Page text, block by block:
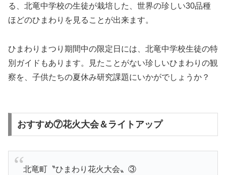
る、北竜中学校の生徒が栽培した、世界の珍しい30品種
ほどのひまわりを見ることが出来ます。
ひまわりまつり期間中の限定日には、北竜中学校生徒の特
別ガイドもあります。見たことがない珍しいひまわりの観
察を、子供たちの夏休み研究課題にいかがでしょうか？
おすすめ⑦花火大会＆ライトアップ
北竜町〝ひまわり花火大会〟③